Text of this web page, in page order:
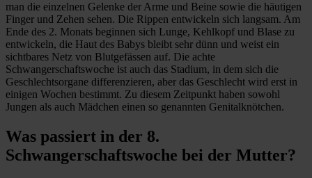
man die einzelnen Gelenke der Arme und Beine sowie die häutigen
Finger und Zehen sehen. Die Rippen entwickeln sich langsam. Am
Ende des 2. Monats beginnen sich Lunge, Kehlkopf und Blase zu
entwickeln, die Haut des Babys bleibt sehr dünn und weist ein
sichtbares Netz von Blutgefässen auf. Die achte
Schwangerschaftswoche ist auch das Stadium, in dem sich die
Geschlechtsorgane differenzieren, aber das Geschlecht wird erst in
einigen Wochen bestimmt. Zu diesem Zeitpunkt haben sowohl
Jungen als auch Mädchen einen so genannten Genitalknötchen.
Was passiert in der 8.
Schwangerschaftswoche bei der Mutter?